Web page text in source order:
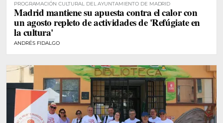
PROGRAMACIÓN CULTURAL DEL AYUNTAMIENTO DE MADRID
Madrid mantiene su apuesta contra el calor con
un agosto repleto de actividades de 'Refúgiate en
la cultura'
ANDRÉS FIDALGO